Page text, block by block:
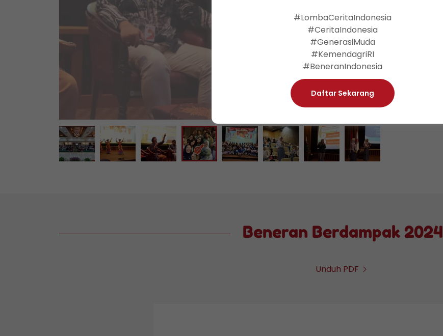
Beneran Berdampak 2024
Unduh PDF
#LombaCeritaIndonesia
#CeritaIndonesia
#GenerasiMuda
#KemendagriRI
#BeneranIndonesia
Daftar Sekarang